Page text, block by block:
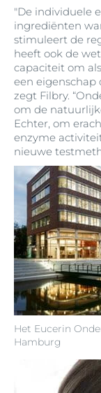
Het Eucerin
Hamburg
"De individuele
ingrediënten
stimuleert de
heeft ook de
capaciteit om
een
zegt Filbry.
om de
Echter, om
enzyme
nieuwe